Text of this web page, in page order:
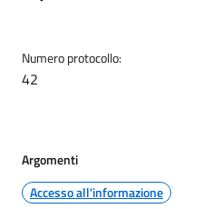
Numero protocollo:
42
Argomenti
Accesso all'informazione